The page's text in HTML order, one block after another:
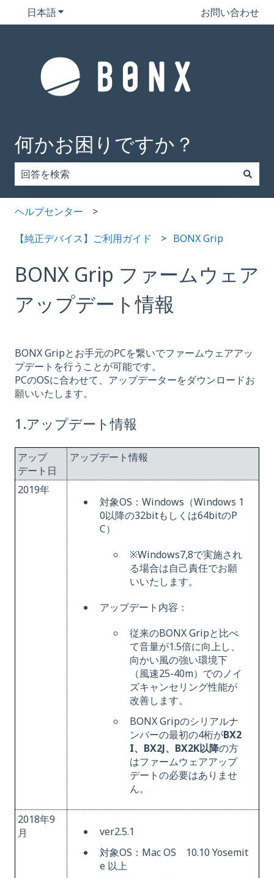
日本語翻訳のサブメニューを表示 お問い合わせ
何かお困りですか？
ヘルプセンター
【純正デバイス】ご利用ガイド BONX Grip
BONX Grip ファームウェア
アップデート情報
BONX Gripとお手元のPCを繋いでファームウェアアッ
プデートを行うことが可能です。
PCのOSに合わせて、アップデーターをダウンロードお
願いいたします。
1.アップデート情報
アップ
デート日
アップデート情報
2019年
対象OS：Windows（Windows 1
0以降の32bitもしくは64bitのP
C）
※Windows7,8で実施され
る場合は自己責任でお願
いいたします。
アップデート内容：
従来のBONX Gripと比べ
て音量が1.5倍に向上し、
向かい風の強い環境下
（風速25-40m）でのノイ
ズキャンセリング性能が
改善します。
BONX Gripのシリアルナ
ンバーの最初の4桁がBX2
I、BX2J、BX2K以降の方
はファームウェアアップ
デートの必要はありませ
ん。
2018年9
月
ver2.5.1
対象OS：Mac OS 10.10 Yosemit
e 以上